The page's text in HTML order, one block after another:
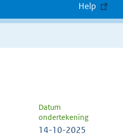
Help
Datum
ondertekening
14-10-2025